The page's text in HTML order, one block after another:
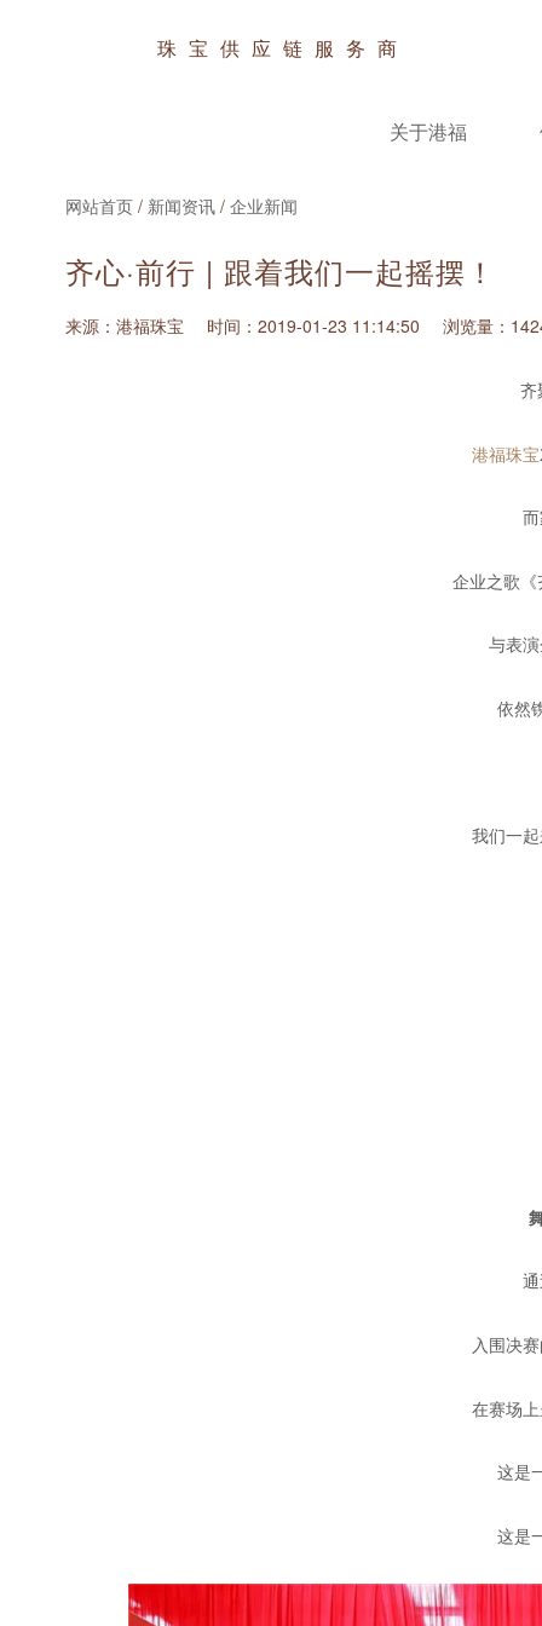
珠宝供应链服务商
关于港福
网站首页/ 新闻资讯/ 企业新闻
齐心·前行 | 跟着我们一起摇摆！
来源：港福珠宝 时间：2019-01-23 11:14:50 浏览量：
齐
港福珠宝
而家
企业之歌《齐
与表演
依然镌
我们一起
舞
通过
入围决赛
在赛场上
这是一
这是一